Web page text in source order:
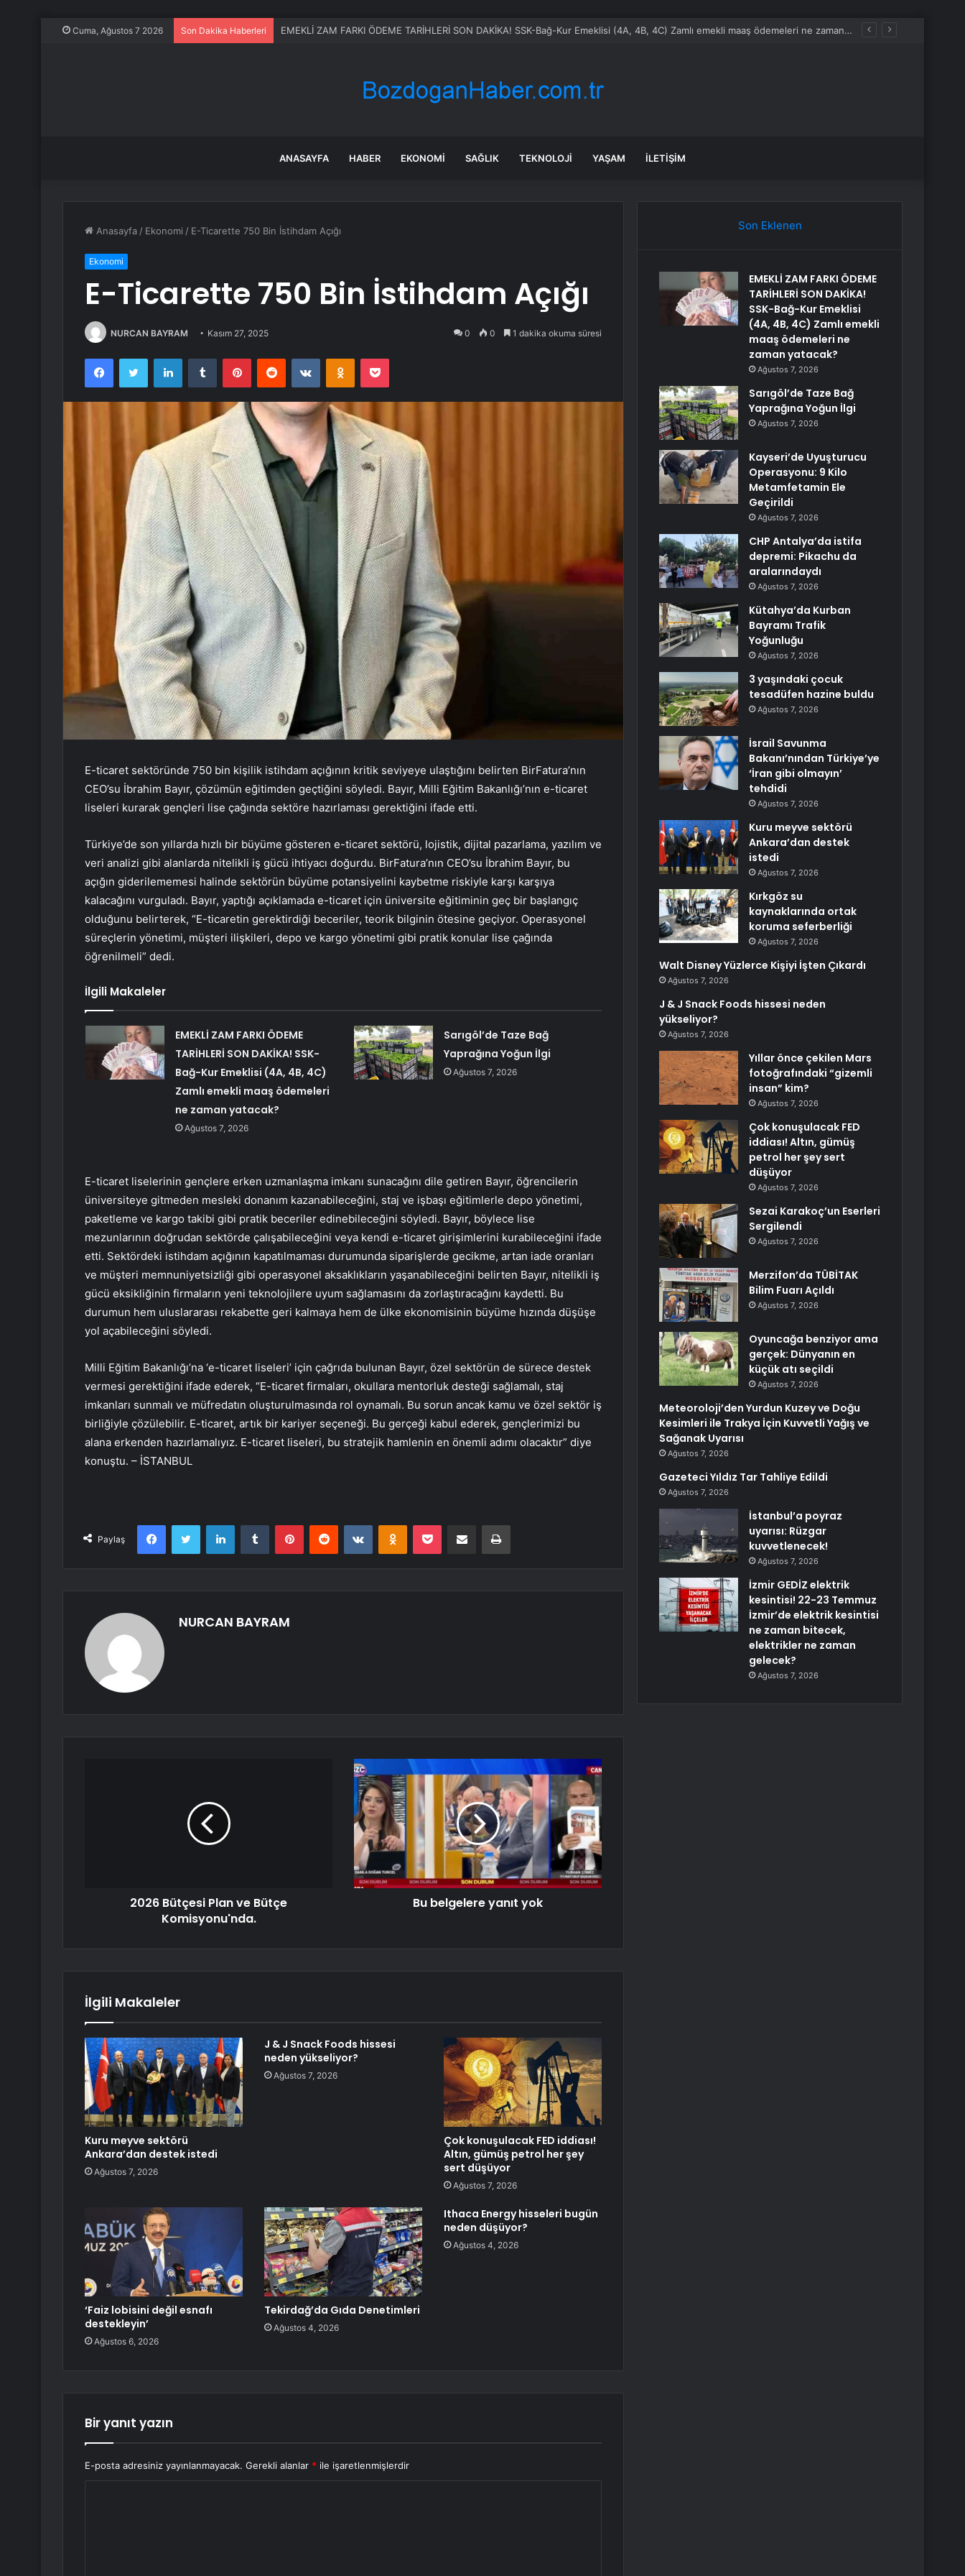
Cuma, Ağustos 7 2026 Son Dakika Haberleri EMEKLİ ZAM FARKI ÖDEME TARİHLERİ SON DAKİKA! SSK-Bağ-Kur Emeklisi (4A, 4B, 4C) Zamlı emekli maaş ödemeleri ne zaman yatacak?
ANASAYFA HABER EKONOMI SAĞLIK TEKNOLOJI YAŞAM İLETIŞIM
Anasayfa / Ekonomi / E-Ticarette 750 Bin İstihdam Açığı
Ekonomi
E-Ticarette 750 Bin İstihdam Açığı
NURCAN BAYRAM Kasım 27, 2025 0 0 1 dakika okuma süresi
FacebookTwitter LinkedInTumblr PinterestReddit VKontakteOdnoklassniki
Pocket
E-ticaret sektöründe 750 bin kişilik istihdam açığının kritik seviyeye ulaştığını belirten BirFatura’nın
CEO’su İbrahim Bayır, çözümün eğitimden geçtiğini söyledi. Bayır, Milli Eğitim Bakanlığı’nın e-ticaret
liseleri kurarak gençleri lise çağında sektöre hazırlaması gerektiğini ifade etti.
Türkiye’de son yıllarda hızlı bir büyüme gösteren e-ticaret sektörü, lojistik, dijital pazarlama, yazılım ve
veri analizi gibi alanlarda nitelikli iş gücü ihtiyacı doğurdu. BirFatura’nın CEO’su İbrahim Bayır, bu
açığın giderilememesi halinde sektörün büyüme potansiyelini kaybetme riskiyle karşı karşıya
kalacağını vurguladı. Bayır, yaptığı açıklamada e-ticaret için üniversite eğitiminin geç bir başlangıç
olduğunu belirterek, “E-ticaretin gerektirdiği beceriler, teorik bilginin ötesine geçiyor. Operasyonel
süreçlerin yönetimi, müşteri ilişkileri, depo ve kargo yönetimi gibi pratik konular lise çağında
öğrenilmeli” dedi.
İlgili Makaleler
EMEKLİ ZAM FARKI ÖDEME
TARİHLERİ SON DAKİKA! SSK-
Bağ-Kur Emeklisi (4A, 4B, 4C)
Zamlı emekli maaş ödemeleri
ne zaman yatacak?
Ağustos 7, 2026
Sarıgöl’de Taze Bağ
Yaprağına Yoğun İlgi
Ağustos 7, 2026
E-ticaret liselerinin gençlere erken uzmanlaşma imkanı sunacağını dile getiren Bayır, öğrencilerin
üniversiteye gitmeden mesleki donanım kazanabileceğini, staj ve işbaşı eğitimlerle depo yönetimi,
paketleme ve kargo takibi gibi pratik beceriler edinebileceğini söyledi. Bayır, böylece lise
mezunlarının doğrudan sektörde çalışabileceğini veya kendi e-ticaret girişimlerini kurabileceğini ifade
etti. Sektördeki istihdam açığının kapatılmaması durumunda siparişlerde gecikme, artan iade oranları
ve müşteri memnuniyetsizliği gibi operasyonel aksaklıkların yaşanabileceğini belirten Bayır, nitelikli iş
gücü eksikliğinin firmaların yeni teknolojilere uyum sağlamasını da zorlaştıracağını kaydetti. Bu
durumun hem uluslararası rekabette geri kalmaya hem de ülke ekonomisinin büyüme hızında düşüşe
yol açabileceğini söyledi.
Milli Eğitim Bakanlığı’na ‘e-ticaret liseleri’ için çağrıda bulunan Bayır, özel sektörün de sürece destek
vermesi gerektiğini ifade ederek, “E-ticaret firmaları, okullara mentorluk desteği sağlamalı, staj
imkanları sunmalı ve müfredatın oluşturulmasında rol oynamalı. Bu sorun ancak kamu ve özel sektör iş
birliğiyle çözülebilir. E-ticaret, artık bir kariyer seçeneği. Bu gerçeği kabul ederek, gençlerimizi bu
alana erkenden hazırlamalıyız. E-ticaret liseleri, bu stratejik hamlenin en önemli adımı olacaktır” diye
konuştu. – İSTANBUL
Paylaş
FacebookTwitter LinkedInTumblr PinterestReddit VKontakteOdnoklassniki
Pocket E-Posta ile paylaş Yazdır
NURCAN BAYRAM
2026 Bütçesi Plan ve Bütçe
Komisyonu'nda.
Bu belgelere yanıt yok
İlgili Makaleler
Kuru meyve sektörü
Ankara’dan destek istedi
Ağustos 7, 2026
J & J Snack Foods hissesi
neden yükseliyor?
Ağustos 7, 2026
Çok konuşulacak FED iddiası!
Altın, gümüş petrol her şey
sert düşüyor
Ağustos 7, 2026
‘Faiz lobisini değil esnafı
destekleyin’
Ağustos 6, 2026
Tekirdağ’da Gıda Denetimleri
Ağustos 4, 2026
Ithaca Energy hisseleri bugün
neden düşüyor?
Ağustos 4, 2026
Bir yanıt yazın
E-posta adresiniz yayınlanmayacak. Gerekli alanlar * ile işaretlenmişlerdir
Son Eklenen
EMEKLİ ZAM FARKI ÖDEME
TARİHLERİ SON DAKİKA!
SSK-Bağ-Kur Emeklisi
(4A, 4B, 4C) Zamlı emekli
maaş ödemeleri ne
zaman yatacak?
Ağustos 7, 2026
Sarıgöl’de Taze Bağ
Yaprağına Yoğun İlgi
Ağustos 7, 2026
Kayseri’de Uyuşturucu
Operasyonu: 9 Kilo
Metamfetamin Ele
Geçirildi
Ağustos 7, 2026
CHP Antalya’da istifa
depremi: Pikachu da
aralarındaydı
Ağustos 7, 2026
Kütahya’da Kurban
Bayramı Trafik
Yoğunluğu
Ağustos 7, 2026
3 yaşındaki çocuk
tesadüfen hazine buldu
Ağustos 7, 2026
İsrail Savunma
Bakanı’nından Türkiye’ye
‘İran gibi olmayın’
tehdidi
Ağustos 7, 2026
Kuru meyve sektörü
Ankara’dan destek
istedi
Ağustos 7, 2026
Kırkgöz su
kaynaklarında ortak
koruma seferberliği
Ağustos 7, 2026
Walt Disney Yüzlerce Kişiyi İşten Çıkardı
Ağustos 7, 2026
J & J Snack Foods hissesi neden
yükseliyor?
Ağustos 7, 2026
Yıllar önce çekilen Mars
fotoğrafındaki “gizemli
insan” kim?
Ağustos 7, 2026
Çok konuşulacak FED
iddiası! Altın, gümüş
petrol her şey sert
düşüyor
Ağustos 7, 2026
Sezai Karakoç’un Eserleri
Sergilendi
Ağustos 7, 2026
Merzifon’da TÜBİTAK
Bilim Fuarı Açıldı
Ağustos 7, 2026
Oyuncağa benziyor ama
gerçek: Dünyanın en
küçük atı seçildi
Ağustos 7, 2026
Meteoroloji’den Yurdun Kuzey ve Doğu
Kesimleri ile Trakya İçin Kuvvetli Yağış ve
Sağanak Uyarısı
Ağustos 7, 2026
Gazeteci Yıldız Tar Tahliye Edildi
Ağustos 7, 2026
İstanbul’a poyraz
uyarısı: Rüzgar
kuvvetlenecek!
Ağustos 7, 2026
İzmir GEDİZ elektrik
kesintisi! 22-23 Temmuz
İzmir’de elektrik kesintisi
ne zaman bitecek,
elektrikler ne zaman
gelecek?
Ağustos 7, 2026